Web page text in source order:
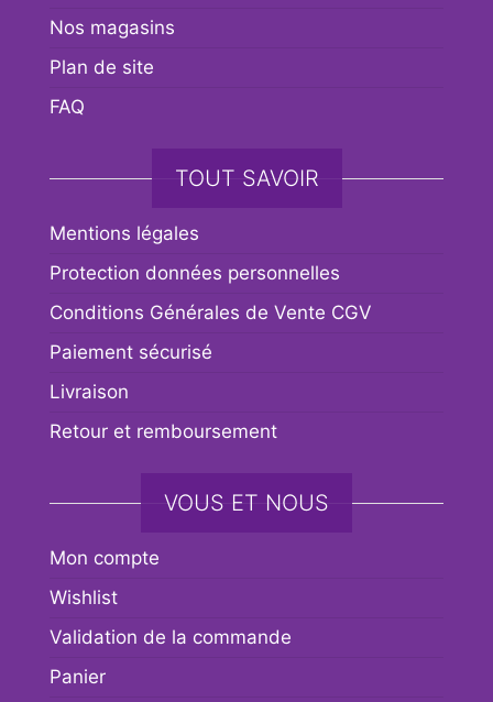
Nos magasins
Plan de site
FAQ
TOUT SAVOIR
Mentions légales
Protection données personnelles
Conditions Générales de Vente CGV
Paiement sécurisé
Livraison
Retour et remboursement
VOUS ET NOUS
Mon compte
Wishlist
Validation de la commande
Panier